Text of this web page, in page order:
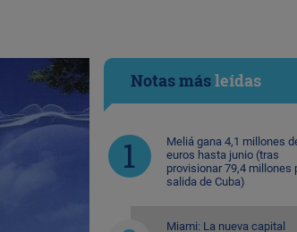
Notas másleídas
Meliá gana 4,1 millones
euros hasta junio (tras
provisionar 79,4 millones
salida de Cuba)
Miami: La nueva capital